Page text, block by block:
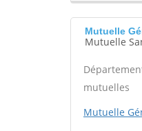
Mutuelle
Mutuelle
mutuelles
Mutuelle